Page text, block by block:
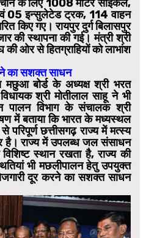
के लिए 1008 मोटर साइकल,
05 इन्सुलेटेड ट्रक, 114 वाहन
किए गए। रायपुर दुर्ग बिलासपुर
की स्थापना की गई। मंत्री श्री
ओर से हितग्राहियों को लाभांश
का सशक्त साधन
मछुआ बोर्ड के अध्यक्ष श्री भरत
श्री मोतीलाल साहू ने भी
पालन विभाग के संचालक श्री
में बताया कि भारत के मध्यस्थल
परिपूर्ण छत्तीसगढ़ राज्य में मत्स्य
है। राज्य में उपलब्ध जल संसाधन
स्थान रखता है, राज्य की
भी मछलीपालन हेतु उपयुक्त
दूर करने का सशक्त साधन